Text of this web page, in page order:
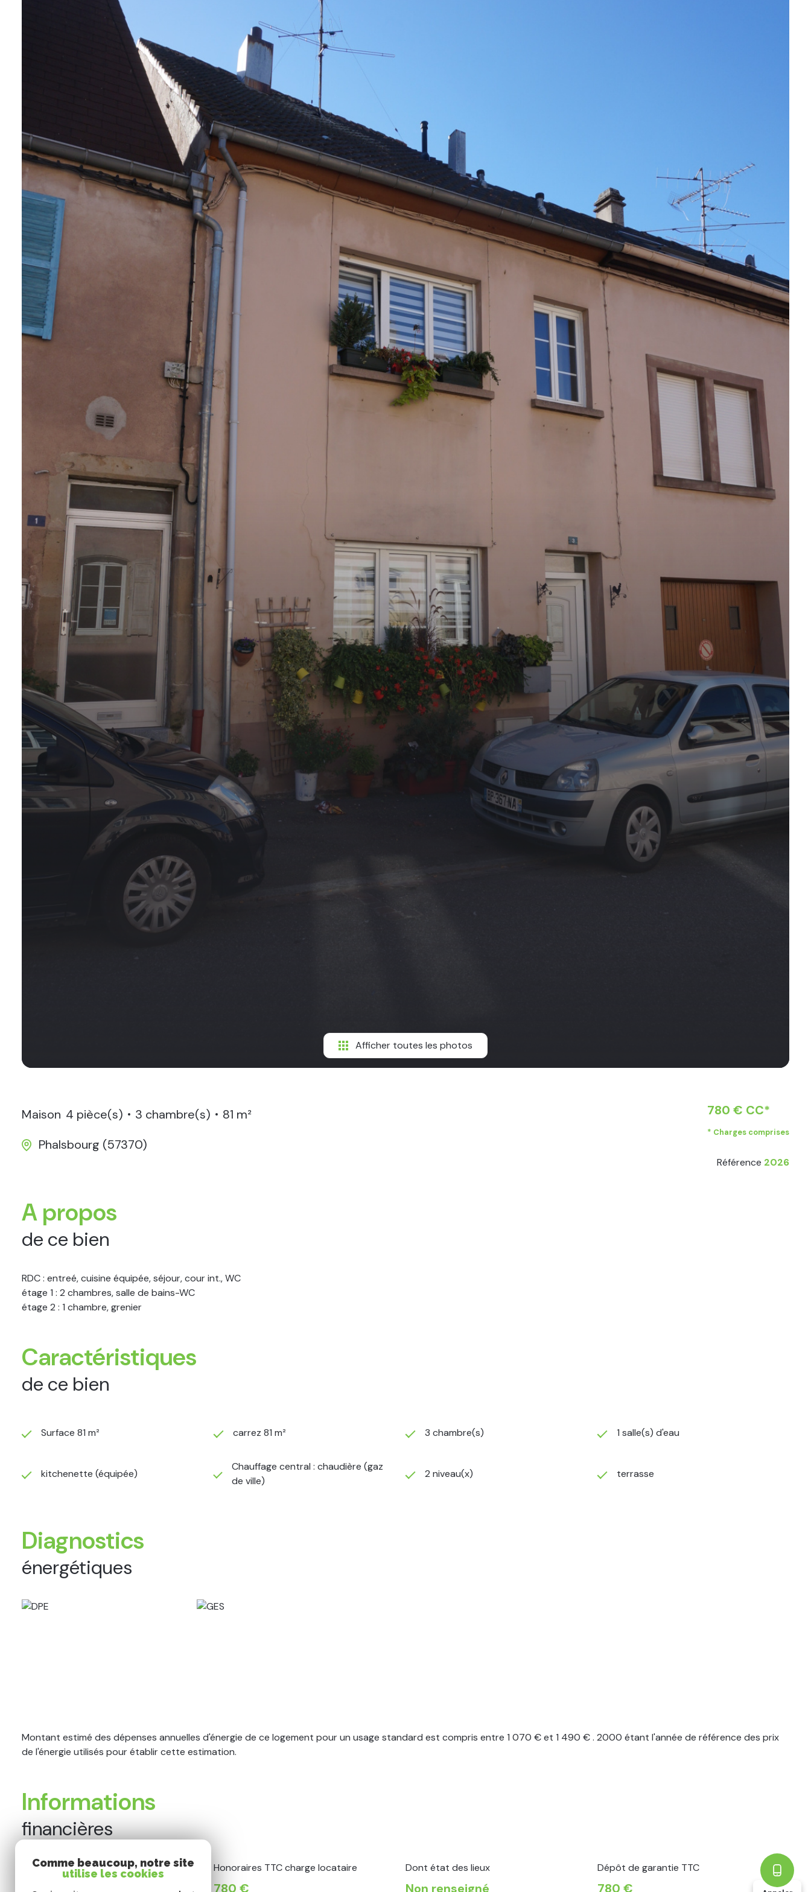
Afficher toutes les photos
Maison 4 pièce(s) 3 chambre(s)
81 m²
Phalsbourg (57370)
780 € CC*
* Charges comprises
Référence 2026
A propos
de ce bien
RDC : entreé, cuisine équipée, séjour, cour int., WC
étage 1 : 2 chambres, salle de bains-WC
étage 2 : 1 chambre, grenier
Caractéristiques
de ce bien
Surface 81 m² carrez 81 m² 3 chambre(s) 1 salle(s) d'eau
kitchenette (équipée)
Chauffage central : chaudière (gaz
de ville)
2 niveau(x) terrasse
Diagnostics
énergétiques
Montant estimé des dépenses annuelles d'énergie de ce logement pour un usage standard est compris entre 1 070 € et 1 490 € . 2000 étant l'année de référence des prix
de l'énergie utilisés pour établir cette estimation.
Informations
financières
Loyer CC* / mois
780 €
Honoraires TTC charge locataire
780 €
Dont état des lieux
Non renseigné
Dépôt de garantie TTC
780 €
Comme beaucoup, notre site
utilise les cookies